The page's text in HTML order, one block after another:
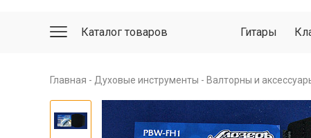
Каталог товаров Гитары
Главная Духовые инструменты Валторны и